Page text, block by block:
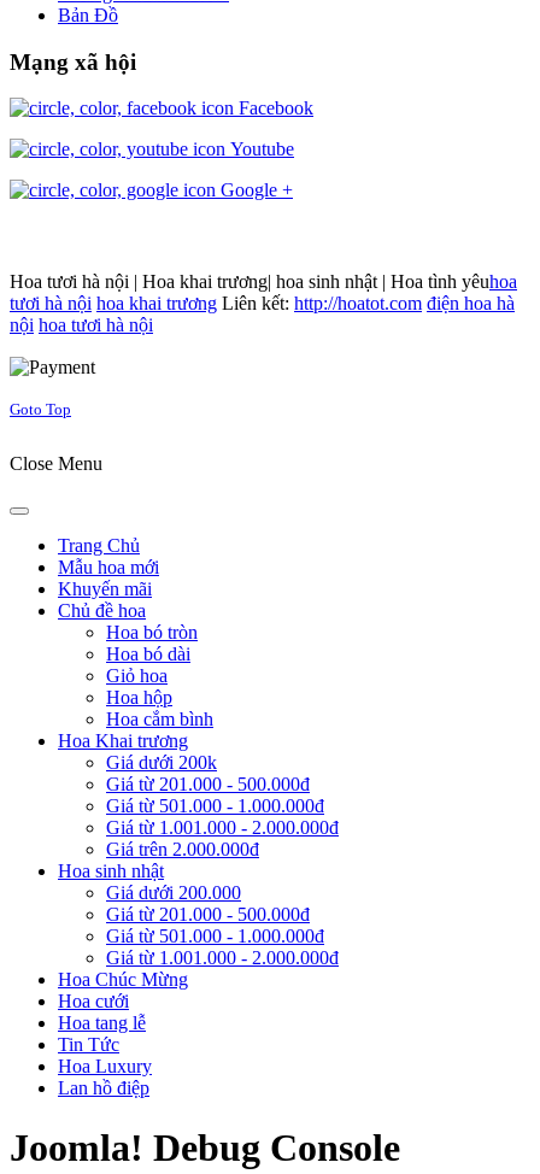
Bản Đồ
Mạng xã hội
Facebook
Youtube
Google +
Hoa tươi hà nội | Hoa khai trương| hoa sinh nhật | Hoa tình yêuhoa
tươi hà nội hoa khai trương Liên kết: http://hoatot.com điện hoa hà
nội hoa tươi hà nội
Goto Top
Close Menu
Trang Chủ
Mẫu hoa mới
Khuyến mãi
Chủ đề hoa
Hoa bó tròn
Hoa bó dài
Giỏ hoa
Hoa hộp
Hoa cắm bình
Hoa Khai trương
Giá dưới 200k
Giá từ 201.000 - 500.000đ
Giá từ 501.000 - 1.000.000đ
Giá từ 1.001.000 - 2.000.000đ
Giá trên 2.000.000đ
Hoa sinh nhật
Giá dưới 200.000
Giá từ 201.000 - 500.000đ
Giá từ 501.000 - 1.000.000đ
Giá từ 1.001.000 - 2.000.000đ
Hoa Chúc Mừng
Hoa cưới
Hoa tang lễ
Tin Tức
Hoa Luxury
Lan hồ điệp
Joomla! Debug Console